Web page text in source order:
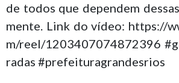
de todos que dependem
mente. Link do vídeo: https://
m/reel/1203407074872396
radas #prefeituragrandesrios